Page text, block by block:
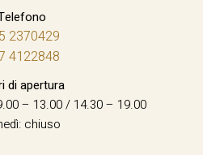
2370429
4122848
di apertura
– 13.00 / 14.30 – 19.00
chiuso